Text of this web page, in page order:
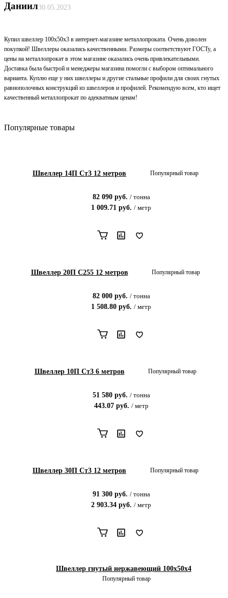
Даниил30.05.2023
Купил швеллер 100х50х3 в интернет-магазине металлопроката. Очень доволен
покупкой! Швеллеры оказались качественными. Размеры соответствуют ГОСТу, а
цены на металлопрокат в этом магазине оказались очень привлекательными.
Доставка была быстрой и менеджеры магазина помогли с выбором оптимального
варианта. Куплю еще у них швеллеры и другие стальные профили для своих гнутых
равнополочных конструкций из швеллеров и профилей. Рекомендую всем, кто ищет
качественный металлопрокат по адекватным ценам!
Популярные товары
Швеллер 14П Ст3 12 метров Популярный товар
82 090руб. / тонна
1 009.71 руб. / метр
Швеллер 20П С255 12 метров Популярный товар
82 000руб. / тонна
1 508.80 руб. / метр
Швеллер 10П Ст3 6 метров Популярный товар
51 580руб. / тонна
443.07руб. / метр
Швеллер 30П Ст3 12 метров Популярный товар
91 300руб. / тонна
2 903.34 руб. / метр
Швеллер гнутый нержавеющий 100х50х4
Популярный товар